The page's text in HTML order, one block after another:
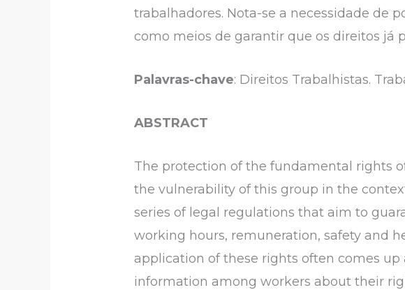
trabalhadores. Nota-se a necessidade de
como meios de garantir que os direitos já
Palavras-chave: Direitos Trabalhistas.
ABSTRACT
The protection of the fundamental rights
the vulnerability of this group in the
series of legal regulations that aim to
working hours, remuneration, safety and
application of these rights often comes
information among workers about their